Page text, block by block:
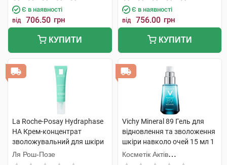
Є в наявності
від 706.50 грн
КУПИТИ
Є в наявності
від 756.00 грн
КУПИТИ
La Roche-Posay Hydraphase
HA Крем-концентрат
зволожувальний для шкіри
навколо очей 15 мл 1 туба
Ля Рош-Позе
Vichy Mineral 89 Гель для
відновлення та зволоження
шкіри навколо очей 15 мл 1
флакон
Косметік Актів